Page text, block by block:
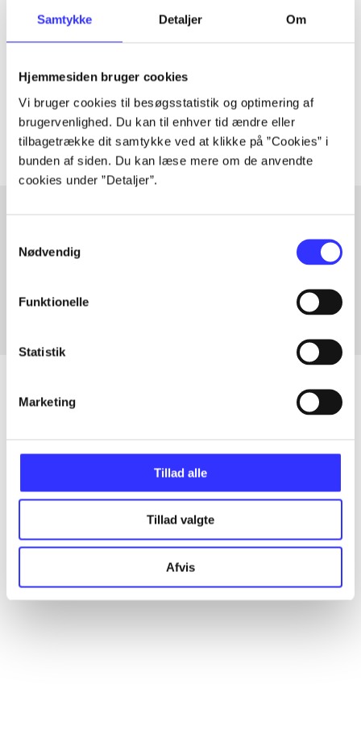
Samtykke Detaljer Om
Hjemmesiden bruger cookies
Vi bruger cookies til besøgsstatistik og optimering af
brugervenlighed. Du kan til enhver tid ændre eller
tilbagetrække dit samtykke ved at klikke på ”Cookies” i
bunden af siden. Du kan læse mere om de anvendte
cookies under ”Detaljer”.
Nødvendig
Funktionelle
Statistik
Marketing
Tillad alle
Tillad valgte
Afvis
Artiklen er en del af
Tidsskrift
Artiklerne ihandler ofte om
Artikler med samme emner
Alle registrerede artikler fordelt på udgivelser
...
...